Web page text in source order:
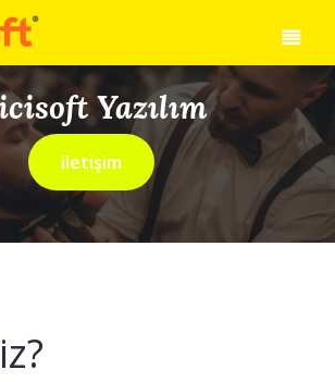
Yazılım
iletişim